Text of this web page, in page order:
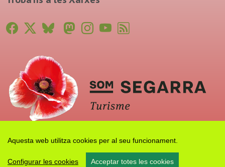
Aquesta web utilitza cookies per al seu funcionament.
Configurar les cookies Acceptar totes les cookies